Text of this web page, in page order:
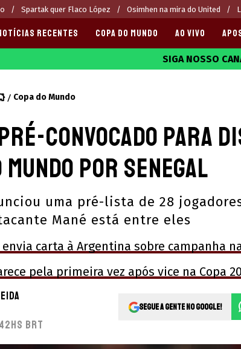
Spartak quer Flaco López Osimhen na mira do United
sites de apostas 2025
DE APOSTAS
e OFERTAS
RECENTES COPA DO MUNDO AO VIVO
SIGA NOSSO
Copa do Mundo
pré-convocado para
Mundo por Senegal
uma pré-lista de 28
Mané está entre eles
carta à Argentina sobre campanha
pela primeira vez após vice na Copa
BRT
Segue a gente no Google!